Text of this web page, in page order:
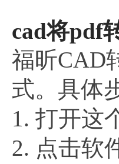
cad将pdf
福昕CAD
式。具体
1. 打开这
2. 点击软